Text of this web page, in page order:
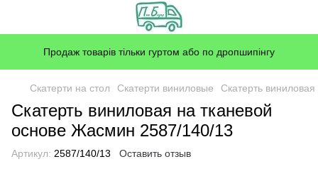
Продаж товарів тільки гуртом або по дропшипінгу
Скатерти на стол Скатерти виниловые Скатерть
Скатерть виниловая на тканевой
основе Жасмин 2587/140/13
Артикул: 2587/140/13 Оставить отзыв